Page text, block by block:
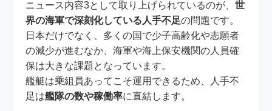
ニュース内容3として取り上げられているのが、世
界の海軍で深刻化している人手不足の問題です。
日本だけでなく、多くの国で少子高齢化や志願者
の減少が進むなか、海軍や海上保安機関の人員確
保は大きな課題となっています。
艦艇は乗組員あってこそ運用できるため、人手不
足は艦隊の数や稼働率に直結します。